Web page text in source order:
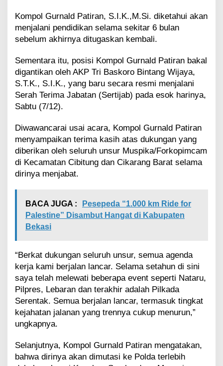
o
G
u
n
a
d
P
i
r
n
P
i
a
T
s
Kompol Gurnald Patiran, S.I.K.,M.Si. diketahui akan
menjalani pendidikan selama sekitar 6 bulan
sebelum akhirnya ditugaskan kembali.
Sementara itu, posisi Kompol Gurnald Patiran bakal
digantikan oleh AKP Tri Baskoro Bintang Wijaya,
S.T.K., S.I.K., yang baru secara resmi menjalani
Serah Terima Jabatan (Sertijab) pada esok harinya,
Sabtu (7/12).
Diwawancarai usai acara, Kompol Gurnald Patiran
menyampaikan terima kasih atas dukungan yang
diberikan oleh seluruh unsur Muspika/Forkopimcam
di Kecamatan Cibitung dan Cikarang Barat selama
dirinya menjabat.
BACA JUGA :
Pesepeda “1.000 km Ride for
Palestine” Disambut Hangat di Kabupaten
Bekasi
“Berkat dukungan seluruh unsur, semua agenda
kerja kami berjalan lancar. Selama setahun di sini
saya telah melewati beberapa event seperti Nataru,
Pilpres, Lebaran dan terakhir adalah Pilkada
Serentak. Semua berjalan lancar, termasuk tingkat
kejahatan jalanan yang trennya cukup menurun,”
ungkapnya.
Selanjutnya, Kompol Gurnald Patiran mengatakan,
bahwa dirinya akan dimutasi ke Polda terlebih